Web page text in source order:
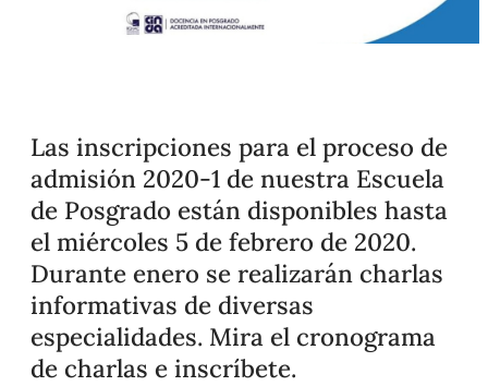
Las inscripciones para el proceso de
admisión 2020-1 de nuestra Escuela
de Posgrado están disponibles hasta
el miércoles 5 de febrero de 2020.
Durante enero se realizarán charlas
informativas de diversas
especialidades. Mira el cronograma
de charlas e inscríbete.